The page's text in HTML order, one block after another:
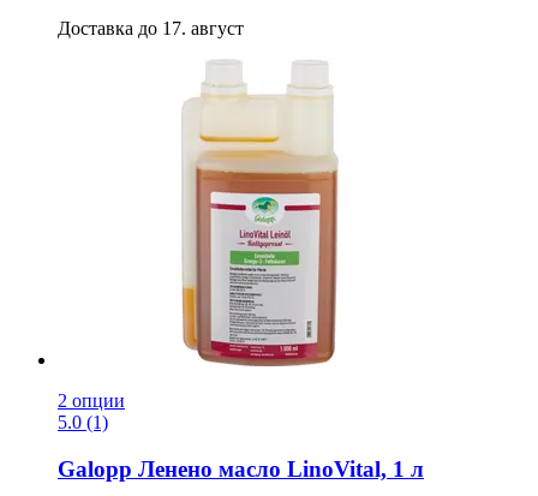
Доставка до 17. август
2 опции
5.0 (1)
Galopp Ленено масло LinoVital, 1 л